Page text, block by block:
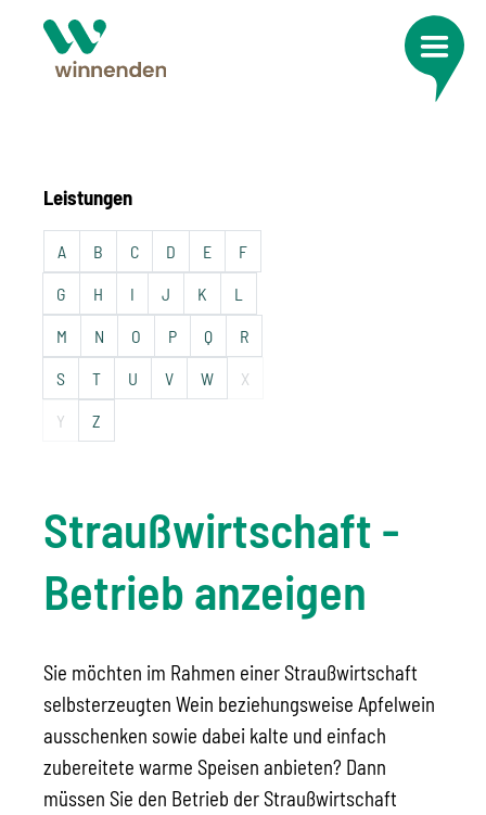
Leistungen
A B C D E F
G H I J K L
M N O P Q R
S T U V W X
Y Z
Straußwirtschaft -
Betrieb anzeigen
Sie möchten im Rahmen einer Straußwirtschaft
selbsterzeugten Wein beziehungsweise Apfelwein
ausschenken sowie dabei kalte und einfach
zubereitete warme Speisen anbieten? Dann
müssen Sie den Betrieb der Straußwirtschaft